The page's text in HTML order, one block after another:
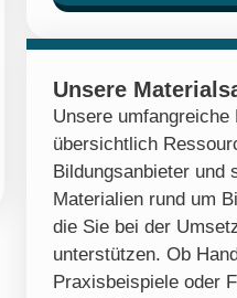
Unsere
Unsere
übersichtlich
Bildungsanbieter und
Materialien rund um
die Sie bei der
unterstützen. Ob
Praxisbeispiele oder